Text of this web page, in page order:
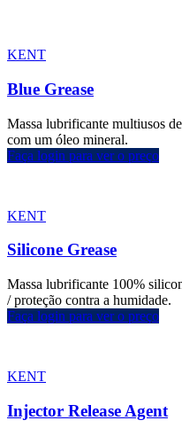
KENT
Blue Grease
Massa lubrificante multiusos
com um óleo mineral.
Faça login para ver o preço
KENT
Silicone Grease
Massa lubrificante 100%
/ proteção contra a humidade.
Faça login para ver o preço
KENT
Injector Release Agent